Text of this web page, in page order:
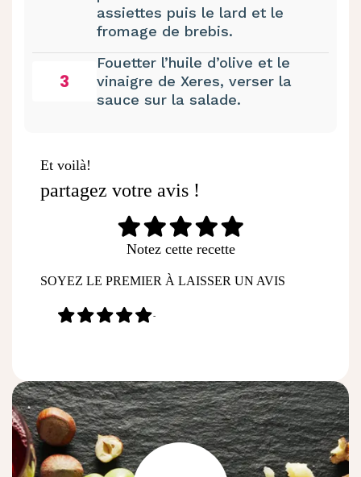
assiettes puis le lard et le
fromage de brebis.
3
Fouetter l’huile d’olive et le
vinaigre de Xeres, verser la
sauce sur la salade.
Et voilà!
partagez votre avis !
Notez cette recette
SOYEZ LE PREMIER À LAISSER UN AVIS
-